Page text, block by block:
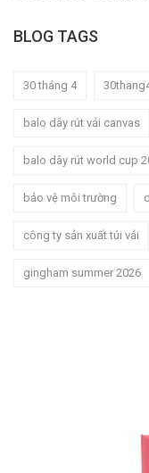
BLOG TAGS
30 tháng 4
balo dây rút vải canvas
balo dây rút world cup
bảo vệ môi trường
công ty sản xuất túi vải
gingham summer 2026